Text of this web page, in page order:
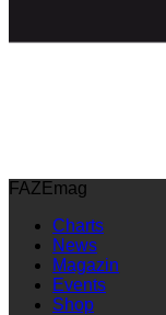
FAZEmag
Charts
News
Magazin
Events
Shop